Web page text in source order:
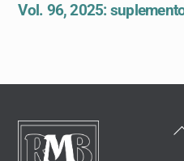
Vol. 96, 2025: